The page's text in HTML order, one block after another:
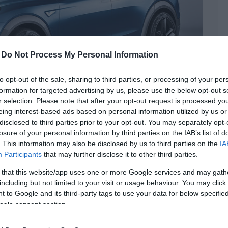
Do Not Process My Personal Information
opt-out of the sale, sharing to third parties, or processing of your
for targeted advertising by us, please use the below opt-out
selection. Please note that after your opt-out request is processed
interest-based ads based on personal information utilized by us
to third parties prior to your opt-out. You may separately
of your personal information by third parties on the IAB’s list of
This information may also be disclosed by us to third parties on the
Participants that may further disclose it to other third parties.
that this website/app uses one or more Google services and may
but not limited to your visit or usage behaviour. You may
to Google and its third-party tags to use your data for below
consent section.
a Tesla
Tesla Új| Címkék: elektromos autó,Model 3, Model Y,SUV
évre beharangozott újdonságot, a Model 3-